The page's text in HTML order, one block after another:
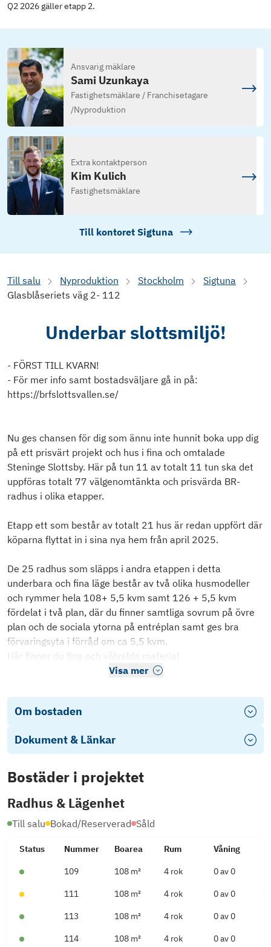
Q2 2026 gäller etapp 2.
Ansvarig mäklare
Sami Uzunkaya
Fastighetsmäklare / Franchisetagare
/Nyproduktion
Extra kontaktperson
Kim Kulich
Fastighetsmäklare
Till kontoret Sigtuna
Till salu Nyproduktion Stockholm
Sigtuna
Glasblåseriets väg 2- 112
Underbar slottsmiljö!
- FÖRST TILL KVARN!
- För mer info samt bostadsväljare gå in på:
https://brfslottsvallen.se/
Nu ges chansen för dig som ännu inte hunnit boka upp dig
på ett prisvärt projekt och hus i fina och omtalade
Steninge Slottsby. Här på tun 11 av totalt 11 tun ska det
uppföras totalt 77 välgenomtänkta och prisvärda BR-
radhus i olika etapper.
Etapp ett som består av totalt 21 hus är redan uppfört där
köparna flyttat in i sina nya hem från april 2025.
De 25 radhus som släpps i andra etappen i detta
underbara och fina läge består av två olika husmodeller
och rymmer hela 108+ 5,5 kvm samt 126 + 5,5 kvm
fördelat i två plan, där du finner samtliga sovrum på övre
plan och de sociala ytorna på entréplan samt ges bra
förvaringsyta i förråd om ca 5,5 kvm.
Här finner du fina och välvalda material
Visa mer
Om bostaden
Dokument & Länkar
Bostadsväljaren
Bostäder i projektet
Radhus & Lägenhet
Till salu Bokad/Reserverad Såld
Status Nummer Boarea Rum Våning
109 108m² 4rok 0av 0
111 108m² 4rok 0av 0 3
113 108m² 4rok 0av 0
114 108m² 4rok 0av 0